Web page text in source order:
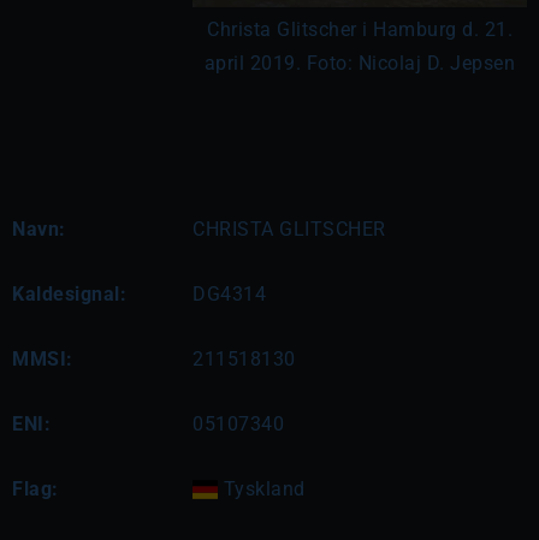
Christa Glitscher i Hamburg d. 21.
april 2019. Foto: Nicolaj D. Jepsen
Navn: CHRISTA GLITSCHER
Kaldesignal: DG4314
MMSI: 211518130
ENI: 05107340
Flag: Tyskland